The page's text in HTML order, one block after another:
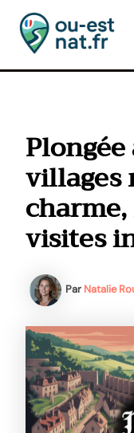
contenu
villages
visites
Par Natalie